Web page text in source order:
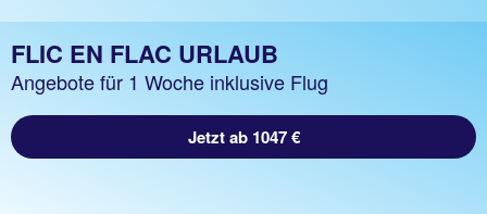
FLIC EN FLAC URLAUB
Angebote für 1 Woche inklusive Flug
Jetzt ab 1047 €